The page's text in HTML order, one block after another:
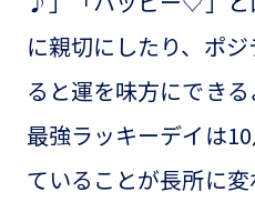
に親切にしたり、ポ
ると運を味方にでき
最強ラッキーデイは
ていることが長所に